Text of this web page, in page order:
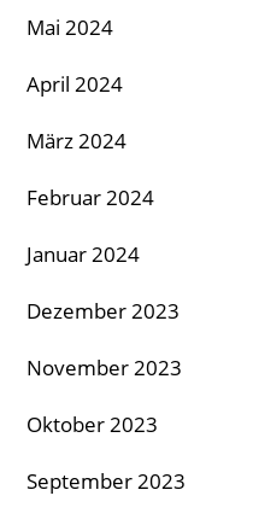
Mai 2024
April 2024
März 2024
Februar 2024
Januar 2024
Dezember 2023
November 2023
Oktober 2023
September 2023